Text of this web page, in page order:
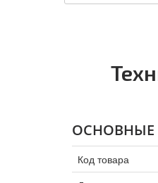
ОСНОВНЫЕ
Код товара